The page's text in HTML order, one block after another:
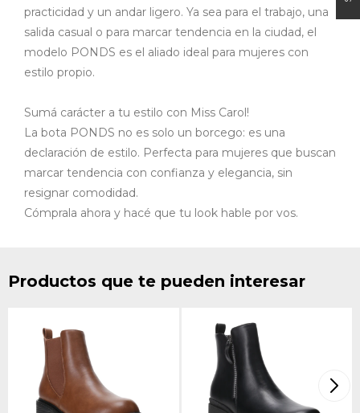
practicidad y un andar ligero. Ya sea para el trabajo, una
salida casual o para marcar tendencia en la ciudad, el
modelo PONDS es el aliado ideal para mujeres con
estilo propio.
Sumá carácter a tu estilo con Miss Carol!
La bota PONDS no es solo un borcego: es una
declaración de estilo. Perfecta para mujeres que buscan
marcar tendencia con confianza y elegancia, sin
resignar comodidad.
Cómprala ahora y hacé que tu look hable por vos.
Productos que te pueden interesar